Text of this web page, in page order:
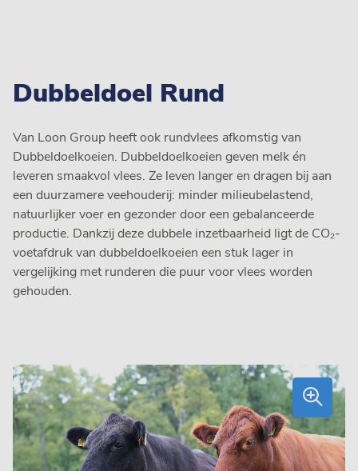
Dubbeldoel Rund
Van Loon Group heeft ook rundvlees afkomstig van
Dubbeldoelkoeien. Dubbeldoelkoeien geven melk én
leveren smaakvol vlees. Ze leven langer en dragen bij aan
een duurzamere veehouderij: minder milieubelastend,
natuurlijker voer en gezonder door een gebalanceerde
productie. Dankzij deze dubbele inzetbaarheid ligt de CO₂-
voetafdruk van dubbeldoelkoeien een stuk lager in
vergelijking met runderen die puur voor vlees worden
gehouden.